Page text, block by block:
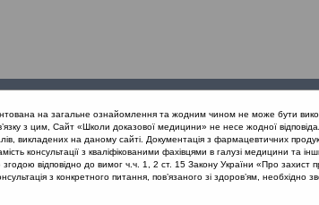
проекту
в чому різниця? Частина 2
на загальне ознайомлення та жодним чином не може бути
з цим, Сайт «Школи доказової медицини» не несе жодної
викладених на даному сайті. Документація з фармацевтичних
консультації з кваліфікованими фахівцями в галузі медицини та
відповідно до вимог ч.ч. 1, 2 ст. 15 Закону України «Про захист
з конкретного питання, пов’язаного зі здоров’ям, необхідно